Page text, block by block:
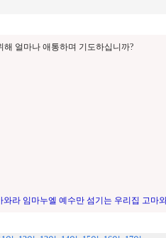
얼마나 애통하며 기도하십니까?
라 임마누엘 예수만 섬기는 우리집 고마